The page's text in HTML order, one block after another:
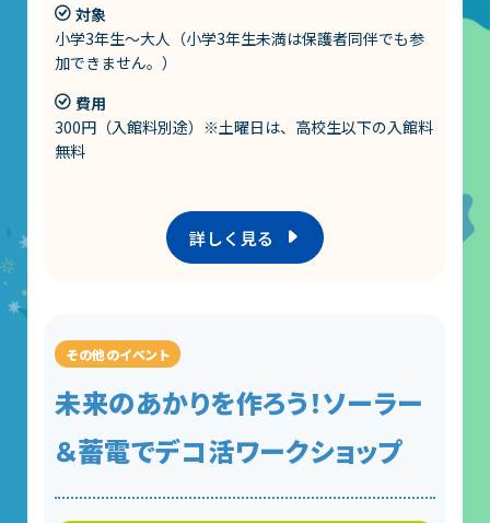
対象
小学3年生～大人（小学3年生未満は保護者同伴でも参
加できません。）
費用
300円（入館料別途）※土曜日は、高校生以下の入館料
無料
詳しく見る
未来のあかりを作ろう！ソーラー
＆蓄電でデコ活ワークショップ